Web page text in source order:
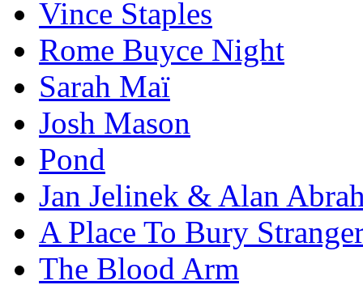
Vince Staples
Rome Buyce Night
Sarah Maï
Josh Mason
Pond
Jan Jelinek & Alan
A Place To Bury
The Blood Arm